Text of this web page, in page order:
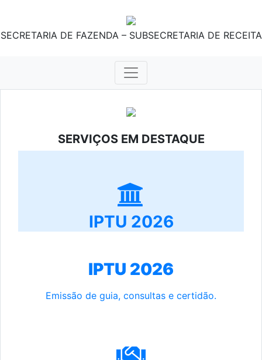
SECRETARIA DE FAZENDA – SUBSECRETARIA DE RECEITA
SERVIÇOS EM DESTAQUE
IPTU 2026
IPTU 2026
Emissão de guia, consultas e certidão.